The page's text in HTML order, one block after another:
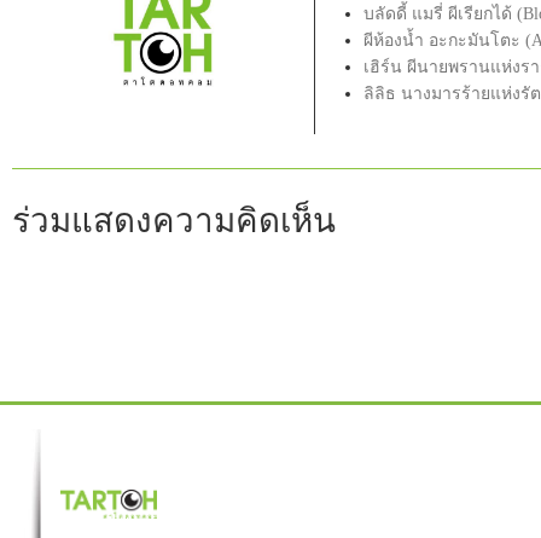
บลัดดี้ แมรี่ ผีเรียกได้
ผีห้องน้ำ อะกะมันโตะ
เฮิร์น ผีนายพรานแห่งร
ลิลิธ นางมารร้ายแห่งรั
ร่วมแสดงความคิดเห็น